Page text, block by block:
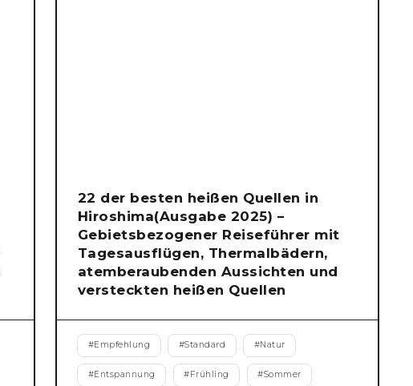
22 der besten heißen Quellen in
Hiroshima(Ausgabe 2025) –
Gebietsbezogener Reiseführer mit
Tagesausflügen, Thermalbädern,
atemberaubenden Aussichten und
versteckten heißen Quellen
#Empfehlung #Standard #Natur
#Entspannung #Frühling #Sommer